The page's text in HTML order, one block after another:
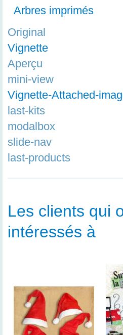
Arbres imprimés
Original
Vignette
Aperçu
mini-view
Vignette-Attached-
last-kits
modalbox
slide-nav
last-products
Les clients qui
intéressés à